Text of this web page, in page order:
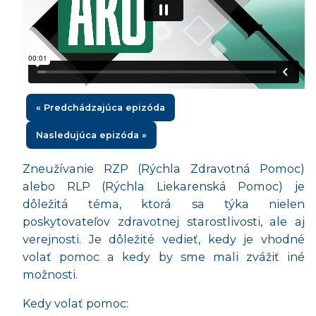
« Predchádzajúca epizóda
Nasledujúca epizóda »
Zneužívanie RZP (Rýchla Zdravotná Pomoc)
alebo RLP (Rýchla Liekarenská Pomoc) je
dôležitá téma, ktorá sa týka nielen
poskytovateľov zdravotnej starostlivosti, ale aj
verejnosti. Je dôležité vedieť, kedy je vhodné
volať pomoc a kedy by sme mali zvážiť iné
možnosti.
Kedy volať pomoc: